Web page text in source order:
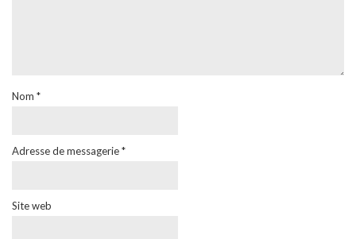
Nom *
Adresse de messagerie*
Site web